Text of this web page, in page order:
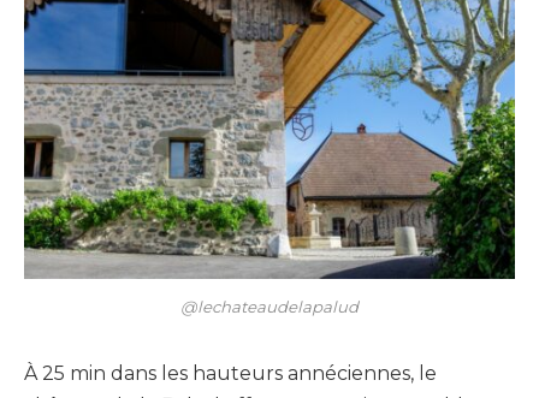
@lechateaudelapalud
À 25 min dans les hauteurs annéciennes, le